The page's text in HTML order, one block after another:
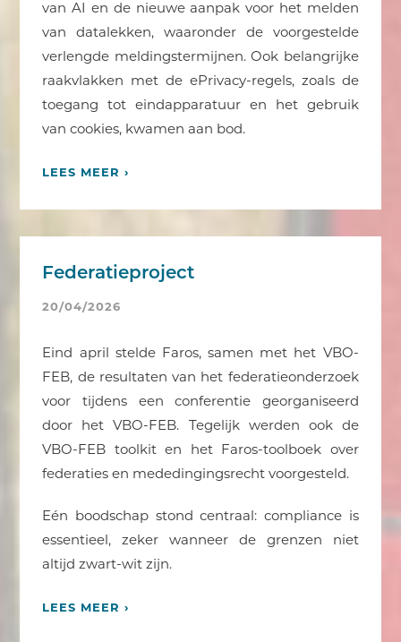
van AI en de nieuwe aanpak voor het melden
van datalekken, waaronder de voorgestelde
verlengde meldingstermijnen. Ook belangrijke
raakvlakken met de ePrivacy-regels, zoals de
toegang tot eindapparatuur en het gebruik
van cookies, kwamen aan bod.
LEES MEER ›
Federatieproject
20/04/2026
Eind april stelde Faros, samen met het VBO-
FEB, de resultaten van het federatieonderzoek
voor tijdens een conferentie georganiseerd
door het VBO-FEB. Tegelijk werden ook de
VBO-FEB toolkit en het Faros-toolboek over
federaties en mededingingsrecht voorgesteld.
Eén boodschap stond centraal: compliance is
essentieel, zeker wanneer de grenzen niet
altijd zwart-wit zijn.
LEES MEER ›